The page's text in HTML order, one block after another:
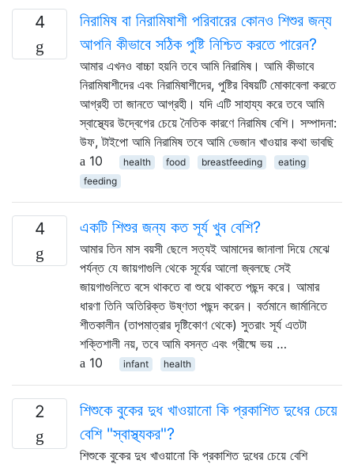
4
নিরামিষ বা নিরামিষাশী পরিবারের কোনও শিশুর জন্য
আপনি কীভাবে সঠিক পুষ্টি নিশ্চিত করতে পারেন?
আমার এখনও বাচ্চা হয়নি তবে আমি নিরামিষ। আমি কীভাবে
নিরামিষাশীদের এবং নিরামিষাশীদের, পুষ্টির বিষয়টি মোকাবেলা করতে
আগ্রহী তা জানতে আগ্রহী। যদি এটি সাহায্য করে তবে আমি
স্বাস্থ্যের উদ্বেগের চেয়ে নৈতিক কারণে নিরামিষ বেশি। সম্পাদনা:
উফ, টাইপো আমি নিরামিষ তবে আমি ভেজান খাওয়ার কথা ভাবছি
10
health food breastfeeding
eating
feeding
4 একটি শিশুর জন্য কত সূর্য খুব বেশি?
আমার তিন মাস বয়সী ছেলে সত্যই আমাদের জানালা দিয়ে মেঝে
পর্যন্ত যে জায়গাগুলি থেকে সূর্যের আলো জ্বলছে সেই
জায়গাগুলিতে বসে থাকতে বা শুয়ে থাকতে পছন্দ করে। আমার
ধারণা তিনি অতিরিক্ত উষ্ণতা পছন্দ করেন। বর্তমানে জার্মানিতে
শীতকালীন (তাপমাত্রার দৃষ্টিকোণ থেকে) সুতরাং সূর্য এতটা
শক্তিশালী নয়, তবে আমি বসন্ত এবং গ্রীষ্মে ভয় …
10
infant health
2
শিশুকে বুকের দুধ খাওয়ানো কি প্রকাশিত দুধের চেয়ে
বেশি "স্বাস্থ্যকর"?
শিশুকে বুকের দুধ খাওয়ানো কি প্রকাশিত দুধের চেয়ে বেশি